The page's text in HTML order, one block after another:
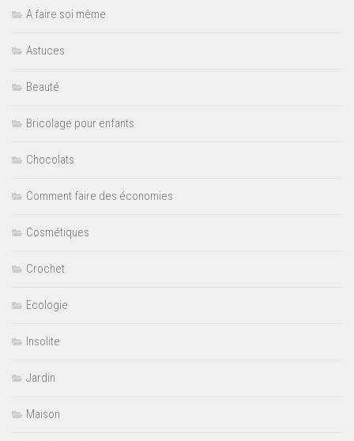
A faire soi même
Astuces
Beauté
Bricolage pour enfants
Chocolats
Comment faire des économies
Cosmétiques
Crochet
Ecologie
Insolite
Jardin
Maison